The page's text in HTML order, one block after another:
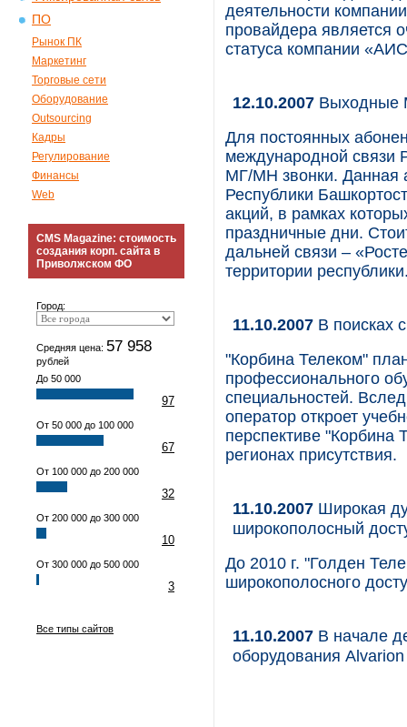
ПО
Рынок ПК
Маркетинг
Торговые сети
Оборудование
Outsourcing
Кадры
Регулирование
Финансы
Web
CMS Magazine: стоимость
создания корп. сайта в
Приволжском ФО
Город:
Средняя цена: 57 958
рублей
До 50 000
97
От 50 000 до 100 000
67
От 100 000 до 200 000
32
От 200 000 до 300 000
10
От 300 000 до 500 000
3
Все типы сайтов
деятельности
провайдера является
статуса компании
12.10.2007 Выходные
Для постоянных
международной связи
МГ/МН звонки. Данная
Республики
акций, в рамках
праздничные дни.
дальней связи –
территории
11.10.2007 В поисках
"Корбина Телеком"
профессионального
специальностей.
оператор откроет
перспективе "Корбина
регионах присутствия.
11.10.2007 Широкая
широкополосный
До 2010 г. "Голден
широкополосного
11.10.2007 В начале
оборудования Alvarion